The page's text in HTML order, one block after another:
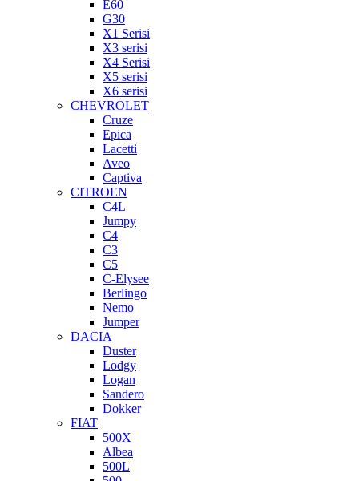
E60
G30
X1 Serisi
X3 serisi
X4 Serisi
X5 serisi
X6 serisi
CHEVROLET
Cruze
Epica
Lacetti
Aveo
Captiva
CITROEN
C4L
Jumpy
C4
C3
C5
C-Elysee
Berlingo
Nemo
Jumper
DACIA
Duster
Lodgy
Logan
Sandero
Dokker
FIAT
500X
Albea
500L